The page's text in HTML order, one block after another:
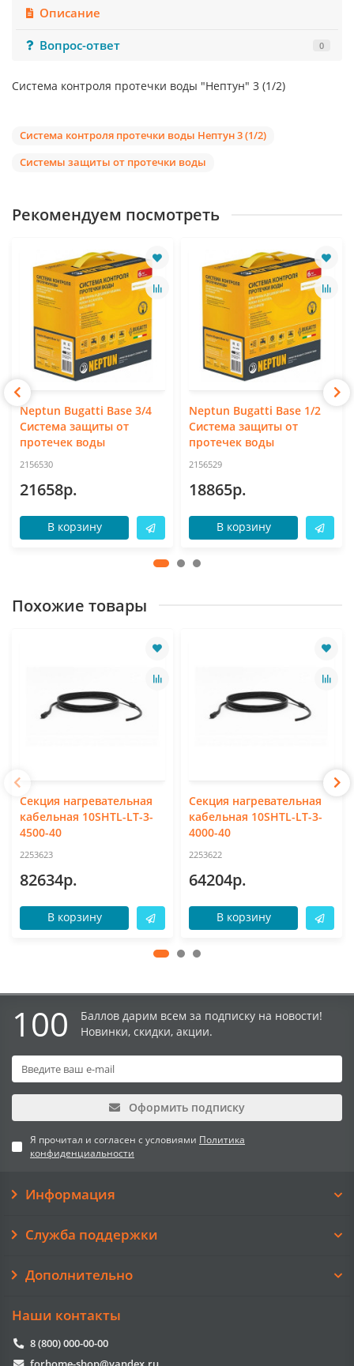
Описание
Вопрос-ответ
0
Система контроля протечки воды "Нептун" 3 (1/2)
Система контроля протечки воды Нептун 3 (1/2)
Системы защиты от протечки воды
Рекомендуем посмотреть
Neptun Bugatti Base 3/4
Система защиты от
протечек воды
2156530
21658р.
В корзину
Neptun Bugatti Base 1/2
Система защиты от
протечек воды
2156529
18865р.
В корзину
Похожие товары
Секция нагревательная
кабельная 10SHTL-LT-3-
4500-40
2253623
82634р.
В корзину
Секция нагревательная
кабельная 10SHTL-LT-3-
4000-40
2253622
64204р.
В корзину
100
Баллов дарим всем за подписку на новости!
Новинки, скидки, акции.
Оформить подписку
Я прочитал и согласен с условиями Политика
конфиденциальности
Информация
Служба поддержки
Дополнительно
Наши контакты
8 (800) 000-00-00